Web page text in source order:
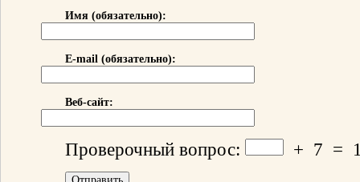
Имя (обязательно):
E-mail (обязательно):
Веб-сайт:
Проверочный вопрос: + 7 =